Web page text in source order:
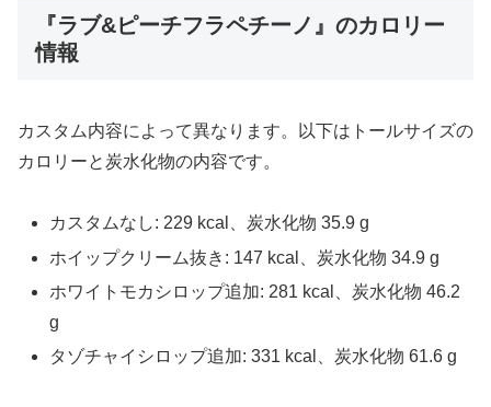
『ラブ&ピーチフラペチーノ』のカロリー
情報
カスタム内容によって異なります。以下はトールサイズの
カロリーと炭水化物の内容です。
カスタムなし: 229 kcal、炭水化物 35.9 g
ホイップクリーム抜き: 147 kcal、炭水化物 34.9 g
ホワイトモカシロップ追加: 281 kcal、炭水化物 46.2
g
タゾチャイシロップ追加: 331 kcal、炭水化物 61.6 g